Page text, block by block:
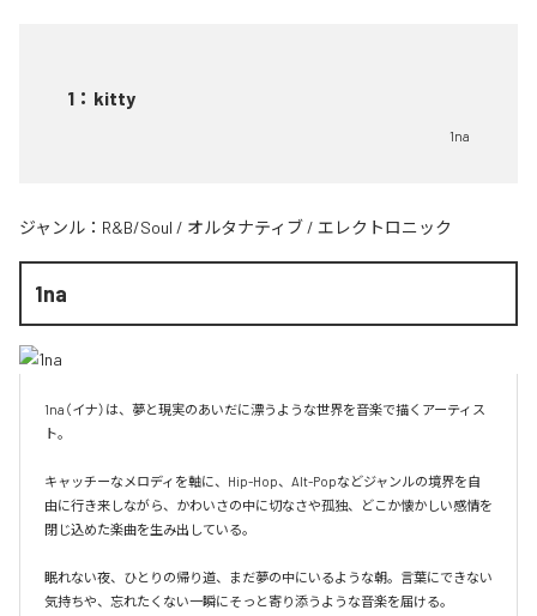
1 ： kitty
1na
ジャンル： R&B/Soul / オルタナティブ / エレクトロニック
1na
1na（イナ）は、夢と現実のあいだに漂うような世界を音楽で描くアーティス
ト。
キャッチーなメロディを軸に、Hip-Hop、Alt-Popなどジャンルの境界を自
由に行き来しながら、かわいさの中に切なさや孤独、どこか懐かしい感情を
閉じ込めた楽曲を生み出している。
眠れない夜、ひとりの帰り道、まだ夢の中にいるような朝。言葉にできない
気持ちや、忘れたくない一瞬にそっと寄り添うような音楽を届ける。